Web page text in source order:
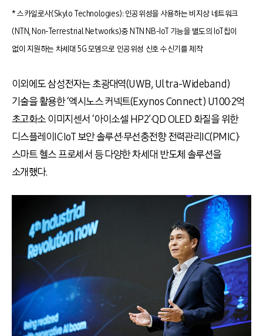
* 스카일로사(Skylo Technologies): 인공위성을 사용하는 비지상 네트워크
(NTN, Non-Terrestrial Networks)중 NTN NB-IoT 기능을 별도의 IoT칩이
없이 지원하는 차세대 5G 모뎀으로 인공위성 신호 수신기를 제작
이외에도 삼성전자는 초광대역(UWB, Ultra-Wideband)
기술을 활용한 ‘엑시노스 커넥트(Exynos Connect) U100·2억
초고화소 이미지센서 ‘아이소셀 HP2’·QD OLED 화질을 위한
디스플레이IC·IoT 보안 솔루션·무선충전향 전력관리IC(PMIC)·
스마트 헬스 프로세서 등 다양한 차세대 반도체 솔루션을
소개했다.